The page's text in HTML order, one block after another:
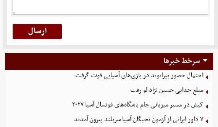
سرخط خبرها
احتمال حضور بیرانوند در بازی‌های آسیایی قوت گرفت
مبلغ جدایی حسین نژاد لو رفت
کیش در مسیر میزبانی جام باشگاه‌های فوتسال آسیا ۲۰۲۷
۷ داور ایرانی از آزمون نخبگان آسیا سربلند بیرون آمدند